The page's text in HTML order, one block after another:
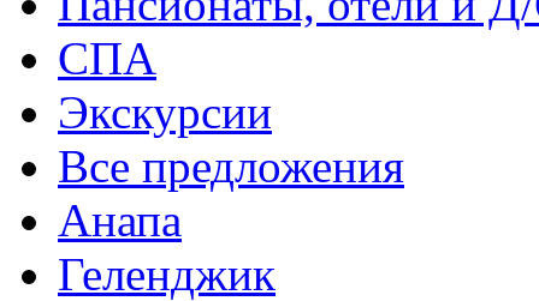
СПА
Экскурсии
Все предложения
Анапа
Геленджик